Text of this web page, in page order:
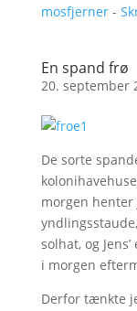
mosfjerner-
En spand frø
20. september
De sorte
morgen
solhat, og
i morgen
Derfor tænkte